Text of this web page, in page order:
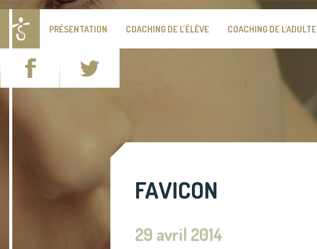
PRÉSENTATION COACHING DE L’ÉLÈVE COACHING DE L'ADULTE
FAVICON
29 avril 2014